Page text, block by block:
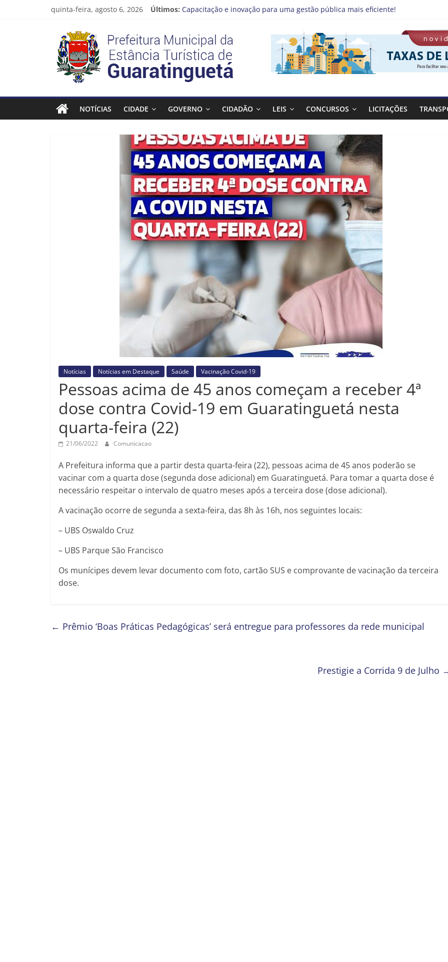
quinta-feira, agosto 6, 2026 Últimos: Capacitação e inovação para uma gestão pública mais eficiente!
Prefeitura de Guaratinguetá divulga novo cronograma dos editais da PNAB
Guaratinguetá realizará ação de vacinação contra a Febre Amarela na região
Prefeitura
Estância
Turística
Guaratinguetá
NOTÍCIAS CIDADE GOVERNO CIDADÃO LEIS CONCURSOS LICITAÇÕES
Notícias Notícias em Destaque Saúde Vacinação Covid-19
Pessoas acima de 45 anos começam a receber 4ª
dose contra Covid-19 em Guaratinguetá nesta
quarta-feira (22)
21/06/2022 Comunicacao
A Prefeitura informa que a partir desta quarta-feira (22), pessoas acima de 45 anos poderão se
vacinar com a quarta dose (segunda dose adicional) em Guaratinguetá. Para tomar a quarta dose é
necessário respeitar o intervalo de quatro meses após a terceira dose (dose adicional).
A vacinação ocorre de segunda a sexta-feira, das 8h às 16h, nos seguintes locais:
– UBS Oswaldo Cruz
– UBS Parque São Francisco
Os munícipes devem levar documento com foto, cartão SUS e comprovante de vacinação da terceira
dose.
← Prêmio ‘Boas Práticas Pedagógicas’ será entregue para professores da rede municipal
Prestigie a Corrida 9 de Julho